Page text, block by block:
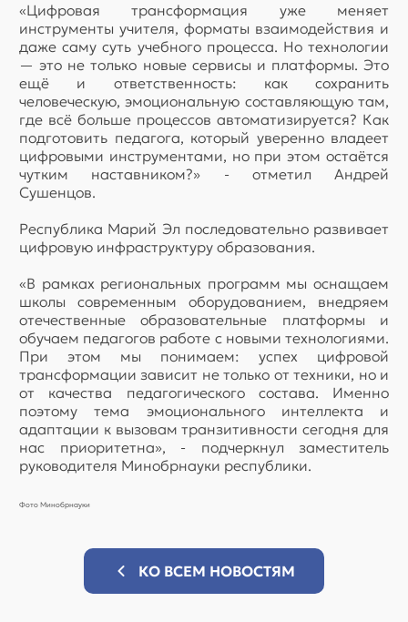
«Цифровая трансформация уже меняет
инструменты учителя, форматы взаимодействия и
даже саму суть учебного процесса. Но технологии
— это не только новые сервисы и платформы. Это
ещё и ответственность: как сохранить
человеческую, эмоциональную составляющую там,
где всё больше процессов автоматизируется? Как
подготовить педагога, который уверенно владеет
цифровыми инструментами, но при этом остаётся
чутким наставником?» - отметил Андрей
Сушенцов.
Республика Марий Эл последовательно развивает
цифровую инфраструктуру образования.
«В рамках региональных программ мы оснащаем
школы современным оборудованием, внедряем
отечественные образовательные платформы и
обучаем педагогов работе с новыми технологиями.
При этом мы понимаем: успех цифровой
трансформации зависит не только от техники, но и
от качества педагогического состава. Именно
поэтому тема эмоционального интеллекта и
адаптации к вызовам транзитивности сегодня для
нас приоритетна», - подчеркнул заместитель
руководителя Минобрнауки республики.
Фото Минобрнауки
КО ВСЕМ НОВОСТЯМ